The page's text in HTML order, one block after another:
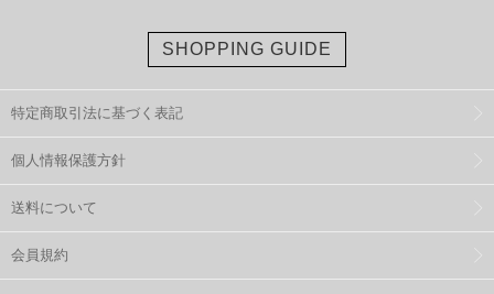
SHOPPING GUIDE
特定商取引法に基づく表記
個人情報保護方針
送料について
会員規約